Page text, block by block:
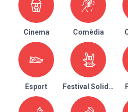
Cinema Comèdia
Esport Festival Solidari